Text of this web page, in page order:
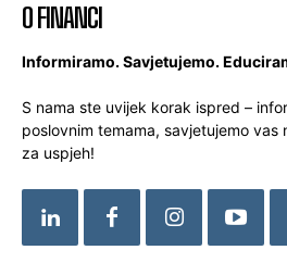
O FINANCI
Informiramo. Savjetujemo.
S nama ste uvijek korak ispred –
poslovnim temama, savjetujemo
za uspjeh!